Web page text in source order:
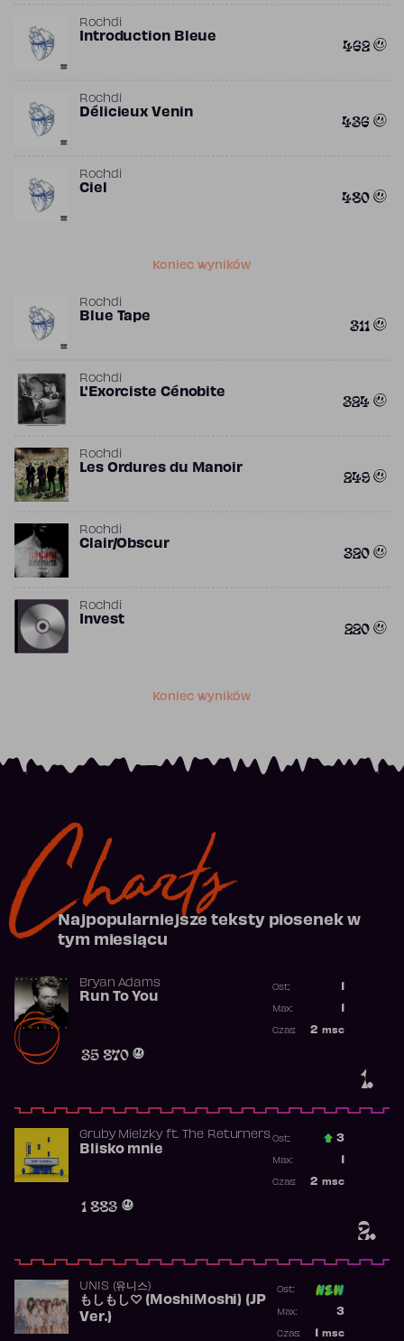
Rochdi
Introduction Bleue 462
Rochdi
Délicieux Venin 436
Rochdi
Ciel 480
Koniec wyników
Rochdi
Blue Tape 311
Rochdi
L'Exorciste Cénobite 324
Rochdi
Les Ordures du Manoir 249
Rochdi
Clair/Obscur 320
Rochdi
Invest 220
Koniec wyników
Charts
Najpopularniejsze teksty piosenek w
tym miesiącu
1.
Bryan Adams
Run To You
35 870
Ost.:
Max:
2 msc
Czas:
2.
Gruby Mielzkyft. The Returners
Blisko mnie
1 883
Ost.: 3
Max:
2 msc
Czas:
UNIS (유니스)
もしもし♡ (MoshiMoshi) (JP
Ver.)
Ost:
3
Max:
msc
Czas: